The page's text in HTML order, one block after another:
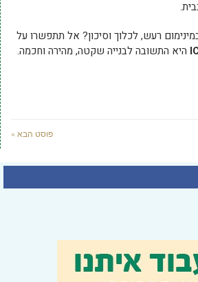
רעש, לכלוך וסיכון? אל תתפשרו על
היא התשובה לבנייה שקטה, מהירה וחכמה.
פוסט הבא »